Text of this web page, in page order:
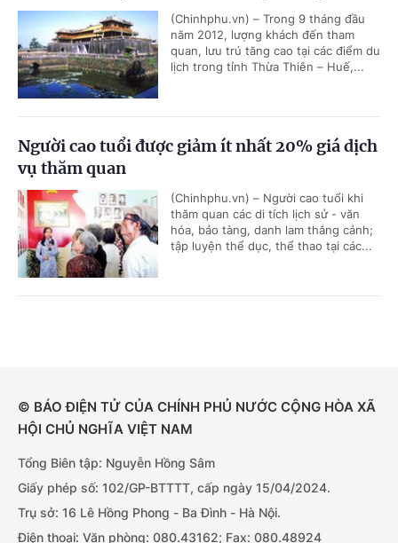
(Chinhphu.vn) – Trong 9 tháng đầu
năm 2012, lượng khách đến tham
quan, lưu trú tăng cao tại các điểm du
lịch trong tỉnh Thừa Thiên – Huế,...
Người cao tuổi được giảm ít nhất 20% giá dịch
vụ thăm quan
(Chinhphu.vn) – Người cao tuổi khi
thăm quan các di tích lịch sử - văn
hóa, bảo tàng, danh lam thắng cảnh;
tập luyện thể dục, thể thao tại các...
© BÁO ĐIỆN TỬ CỦA CHÍNH PHỦ NƯỚC CỘNG HÒA XÃ
HỘI CHỦ NGHĨA VIỆT NAM
Tổng Biên tập: Nguyễn Hồng Sâm
Giấy phép số: 102/GP-BTTTT, cấp ngày 15/04/2024.
Trụ sở: 16 Lê Hồng Phong - Ba Đình - Hà Nội.
Điện thoại: Văn phòng: 080.43162; Fax: 080.48924